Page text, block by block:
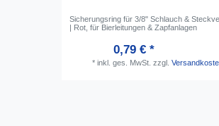
Sicherungsring für 3/8" Schlauch &
| Rot, für Bierleitungen & Zapfanlagen
0,79 € *
* inkl. ges. MwSt. zzgl.